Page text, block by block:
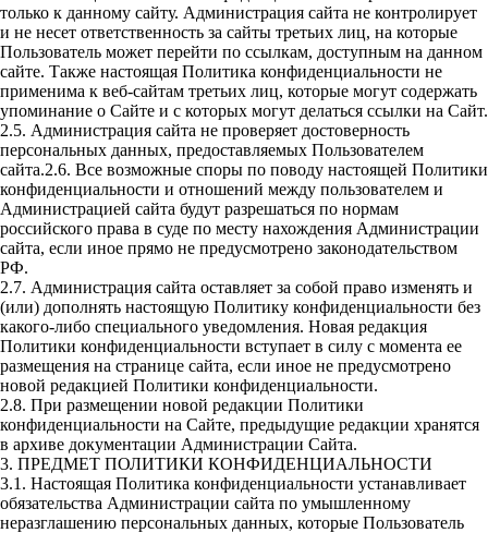
только к данному сайту. Администрация сайта не контролирует
и не несет ответственность за сайты третьих лиц, на которые
Пользователь может перейти по ссылкам, доступным на данном
сайте. Также настоящая Политика конфиденциальности не
применима к веб-сайтам третьих лиц, которые могут содержать
упоминание о Сайте и с которых могут делаться ссылки на Сайт.
2.5. Администрация сайта не проверяет достоверность
персональных данных, предоставляемых Пользователем
сайта.2.6. Все возможные споры по поводу настоящей Политики
конфиденциальности и отношений между пользователем и
Администрацией сайта будут разрешаться по нормам
российского права в суде по месту нахождения Администрации
сайта, если иное прямо не предусмотрено законодательством
РФ.
2.7. Администрация сайта оставляет за собой право изменять и
(или) дополнять настоящую Политику конфиденциальности без
какого-либо специального уведомления. Новая редакция
Политики конфиденциальности вступает в силу с момента ее
размещения на странице сайта, если иное не предусмотрено
новой редакцией Политики конфиденциальности.
2.8. При размещении новой редакции Политики
конфиденциальности на Сайте, предыдущие редакции хранятся
в архиве документации Администрации Сайта.
3. ПРЕДМЕТ ПОЛИТИКИ КОНФИДЕНЦИАЛЬНОСТИ
3.1. Настоящая Политика конфиденциальности устанавливает
обязательства Администрации сайта по умышленному
неразглашению персональных данных, которые Пользователь